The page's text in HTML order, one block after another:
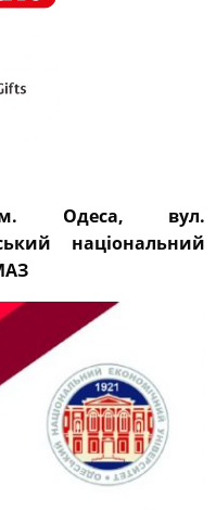
м. Одеса, вул.
національний